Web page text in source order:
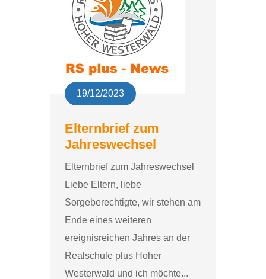
19/12/2023
Elternbrief zum
Jahreswechsel
Elternbrief zum Jahreswechsel
Liebe Eltern, liebe
Sorgeberechtigte, wir stehen am
Ende eines weiteren
ereignisreichen Jahres an der
Realschule plus Hoher
Westerwald und ich möchte...